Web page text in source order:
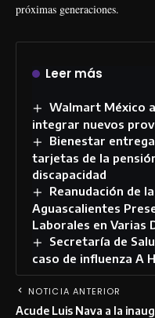
próximas generaciones.
Leer más
Walmart México
integrar nuevos
Bienestar
tarjetas de la
discapacidad
Reanudación de
Aguascalientes
Laborales en Varias
Secretaría de
caso de influenza A
NOTICIA ANTERIOR
Acude Luis Nava a la